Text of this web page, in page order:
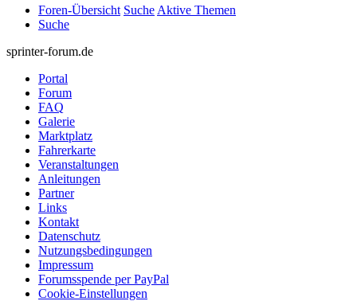
Foren-Übersicht Suche Aktive Themen
Suche
sprinter-forum.de
Portal
Forum
FAQ
Galerie
Marktplatz
Fahrerkarte
Veranstaltungen
Anleitungen
Partner
Links
Kontakt
Datenschutz
Nutzungsbedingungen
Impressum
Forumsspende per PayPal
Cookie-Einstellungen